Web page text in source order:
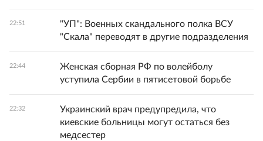
22:51
"УП": Военных скандального полка ВСУ
"Скала" переводят в другие подразделения
22:44
Женская сборная РФ по волейболу
уступила Сербии в пятисетовой борьбе
22:32
Украинский врач предупредила, что
киевские больницы могут остаться без
медсестер